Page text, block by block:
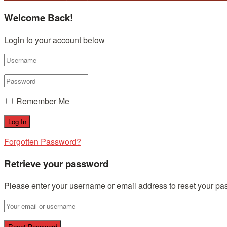
Welcome Back!
Login to your account below
Remember Me
Forgotten Password?
Retrieve your password
Please enter your username or email address to reset your